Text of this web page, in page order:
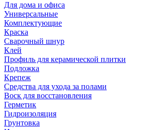
Для дома и офиса
Универсальные
Комплектующие
Краска
Сварочный шнур
Клей
Профиль для керамической плитки
Подложка
Крепеж
Средства для ухода за полами
Воск для восстановления
Герметик
Гидроизоляция
Грунтовка